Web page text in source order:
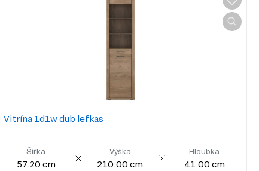
Vitrína 1d1w dub lefkas
Šířka
57.20 cm
Výška
210.00 cm
Hloubka
41.00 cm